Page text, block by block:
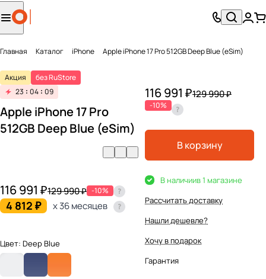
Главная Каталог iPhone Apple iPhone 17 Pro 512GB Deep Blue (eSim)
Акция
без RuStore
23
04 09
Apple iPhone 17 Pro
512GB Deep Blue (eSim)
116 991 ₽129 990 ₽ -10%
4 812 ₽ x 36 месяцев
Цвет: Deep Blue
116 991 ₽129 990 ₽
-10%
В корзину
В наличиив 1 магазине
Рассчитать доставку
Нашли дешевле?
Хочу в подарок
Гарантия